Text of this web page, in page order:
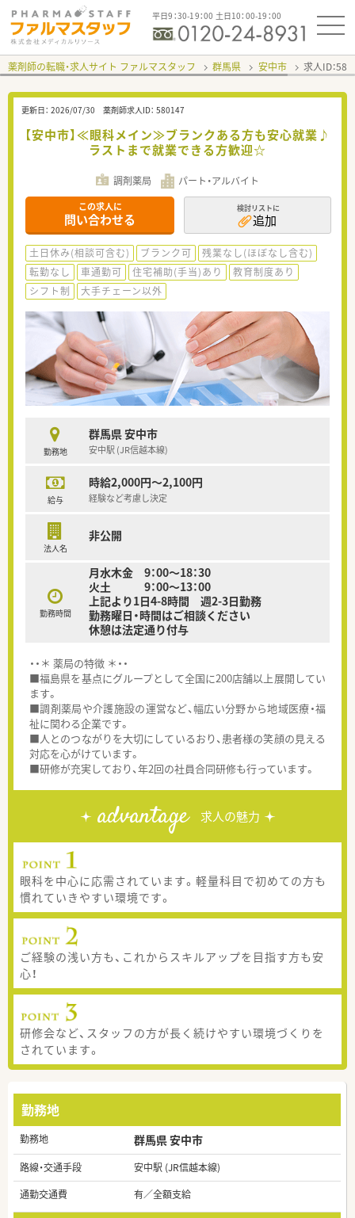
平日9：30-19：00 土日10：00-19：00
薬剤師の転職・求人サイト ファルマスタッフ 群馬県 安中市 求人ID：
更新日： 2026/07/30 薬剤師求人ID： 580147
【安中市】≪眼科メイン≫ブランクある方も安心就業♪
ラストまで就業できる方歓迎☆
調剤薬局 パート・アルバイト
この求人に
問い合わせる
検討リストに
追加
土日休み(相談可含む) ブランク可
残業なし(ほぼなし含む)
転勤なし
車通勤可 住宅補助(手当)あり
教育制度あり
シフト制
大手チェーン以外
勤務地
群馬県 安中市
安中駅 (JR信越本線)
給与
時給2,000円～2,100円
経験など考慮し決定
法人名
非公開
勤務時間
月水木金 9：00～18：30
火土 9：00～13：00
上記より1日4-8時間 週2-3日勤務
勤務曜日・時間はご相談ください
休憩は法定通り付与
・・＊ 薬局の特徴 ＊・・
■福島県を基点にグループとして全国に200店舗以上展開してい
ます。
■調剤薬局や介護施設の運営など、幅広い分野から地域医療・福
祉に関わる企業です。
■人とのつながりを大切にしているおり、患者様の笑顔の見える
対応を心がけています。
■研修が充実しており、年2回の社員合同研修も行っています。
advantage 求人の魅力
眼科を中心に応需されています。軽量科目で初めての方も
慣れていきやすい環境です。
ご経験の浅い方も、これからスキルアップを目指す方も安
心！
研修会など、スタッフの方が長く続けやすい環境づくりを
されています。
勤務地
勤務地 群馬県 安中市
路線・交通手段
安中駅 (JR信越本線)
通勤交通費
有／全額支給